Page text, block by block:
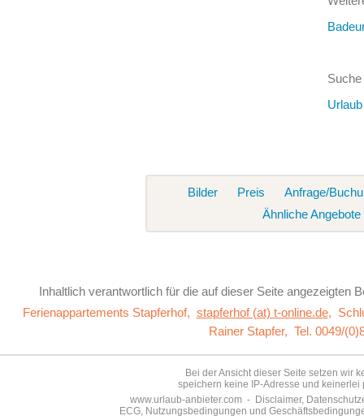
Bilder Preis
Anfrage/
Ähnliche Angebote
Inhaltlich verantwortlich für die auf dieser Seite angezeigten
Ferienappartements Stapferhof, stapferhof (at) t-online.de,
Rainer Stapfer, Tel. 0049/
Bei der Ansicht dieser Seite setzen wir
speichern keine IP-Adresse und keinerlei
www.urlaub-anbieter.com - Disclaimer,
ECG, Nutzungsbedingungen und